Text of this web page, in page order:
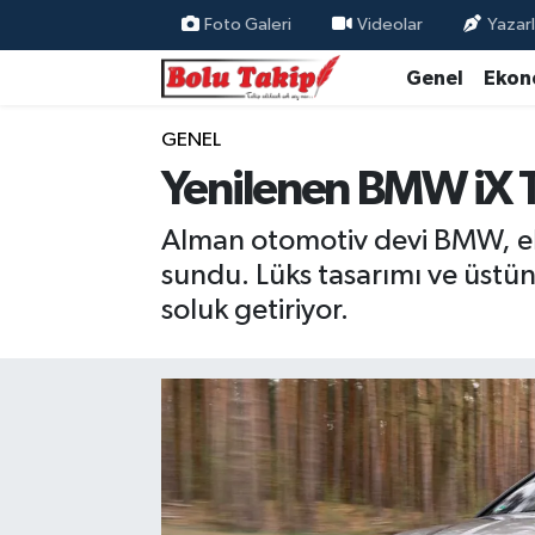
Foto Galeri Videolar
Genel
GENEL
Yenilenen BMW iX
Alman otomotiv devi BMW,
sundu. Lüks tasarımı ve
soluk getiriyor.